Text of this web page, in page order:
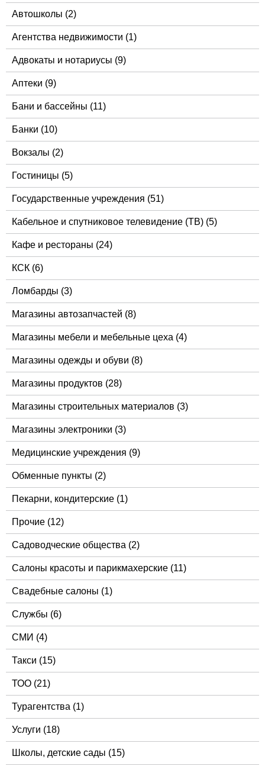
Автошколы (2)
Агентства недвижимости (1)
Адвокаты и нотариусы (9)
Аптеки (9)
Бани и бассейны (11)
Банки (10)
Вокзалы (2)
Гостиницы (5)
Государственные учреждения (51)
Кабельное и спутниковое телевидение (ТВ) (5)
Кафе и рестораны (24)
КСК (6)
Ломбарды (3)
Магазины автозапчастей (8)
Магазины мебели и мебельные цеха (4)
Магазины одежды и обуви (8)
Магазины продуктов (28)
Магазины строительных материалов (3)
Магазины электроники (3)
Медицинские учреждения (9)
Обменные пункты (2)
Пекарни, кондитерские (1)
Прочие (12)
Садоводческие общества (2)
Салоны красоты и парикмахерские (11)
Свадебные салоны (1)
Службы (6)
СМИ (4)
Такси (15)
ТОО (21)
Турагентства (1)
Услуги (18)
Школы, детские сады (15)